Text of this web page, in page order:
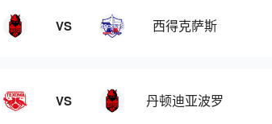
VS 西得克萨斯
VS 丹顿迪亚波罗